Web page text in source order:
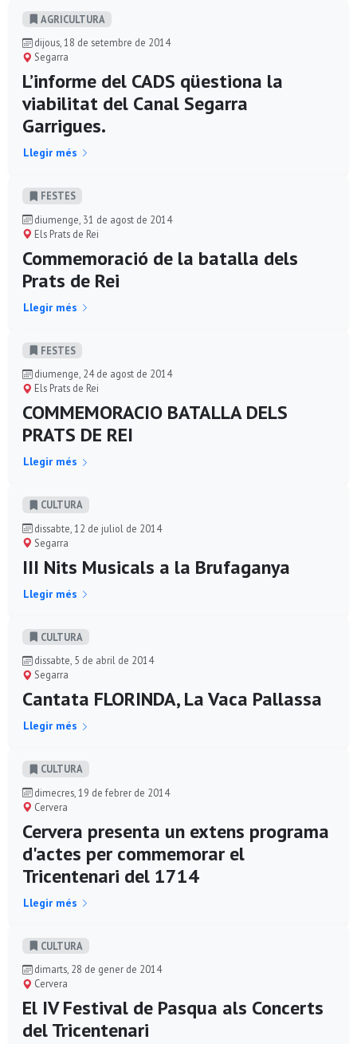
AGRICULTURA
dijous, 18 de setembre de 2014
Segarra
L’informe del CADS qüestiona la
viabilitat del Canal Segarra
Garrigues.
Llegir més
FESTES
diumenge, 31 de agost de 2014
Els Prats de Rei
Commemoració de la batalla dels
Prats de Rei
Llegir més
FESTES
diumenge, 24 de agost de 2014
Els Prats de Rei
COMMEMORACIO BATALLA DELS
PRATS DE REI
Llegir més
CULTURA
dissabte, 12 de juliol de 2014
Segarra
III Nits Musicals a la Brufaganya
Llegir més
CULTURA
dissabte, 5 de abril de 2014
Segarra
Cantata FLORINDA, La Vaca Pallassa
Llegir més
CULTURA
dimecres, 19 de febrer de 2014
Cervera
Cervera presenta un extens programa
d'actes per commemorar el
Tricentenari del 1714
Llegir més
CULTURA
dimarts, 28 de gener de 2014
Cervera
El IV Festival de Pasqua als Concerts
del Tricentenari